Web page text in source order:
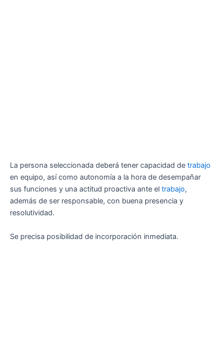
La persona seleccionada deberá tener capacidad de trabajo
en equipo, así como autonomía a la hora de desempañar
sus funciones y una actitud proactiva ante el trabajo,
además de ser responsable, con buena presencia y
resolutividad.
Se precisa posibilidad de incorporación inmediata.